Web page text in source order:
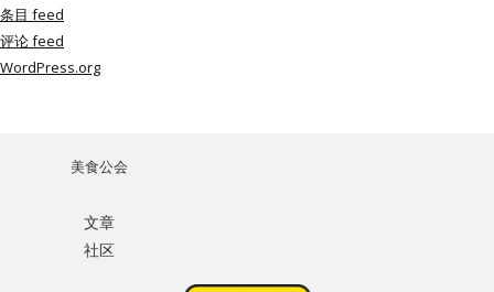
条目 feed
评论 feed
WordPress.org
美食公会
文章
社区